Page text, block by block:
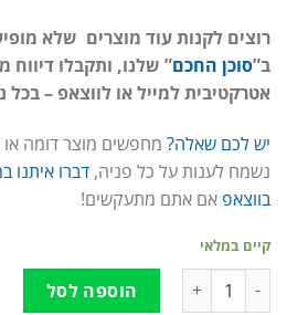
רוצים לקנות עוד מוצרים שלא
ב”סוכן החכם” שלנו, ותקבלו דיווח
אטרקטיבית למייל או לווצאפ –
יש לכם שאלה? מחפשים מוצר דומה או
נשמח לענות על כל פניה, דברו איתנו
בווצאפאם אתם מתעקשים!
קיים במלאי
כמות של דואר שליחים | עד הבית / עד
הוספה לסל